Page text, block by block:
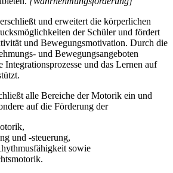
erschließt und erweitert die körperlichen
der Schüler und fördert
und Bewegungsmotivation. Durch die
und Bewegungsangeboten
Integrationsprozesse und das Lernen auf
alle Bereiche der Motorik ein und
auf die Förderung der
und -steuerung,
sowie